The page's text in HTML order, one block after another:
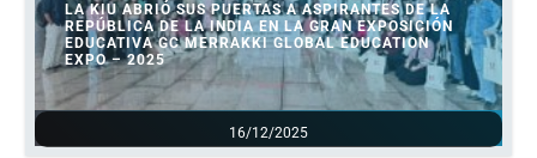
16/12/2025
LA KIU ABRIÓ SUS PUERTAS A ASPIRANTES DE LA
REPÚBLICA DE LA INDIA EN LA GRAN EXPOSICIÓN
EDUCATIVA GC MERRAKKI GLOBAL EDUCATION
EXPO – 2025